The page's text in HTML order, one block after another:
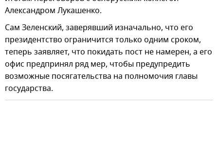
Александром Лукашенко.
Сам Зеленский, заверявший изначально, что его
президентство ограничится только одним сроком,
теперь заявляет, что покидать пост не намерен, а его
офис предпринял ряд мер, чтобы предупредить
возможные посягательства на полномочия главы
государства.